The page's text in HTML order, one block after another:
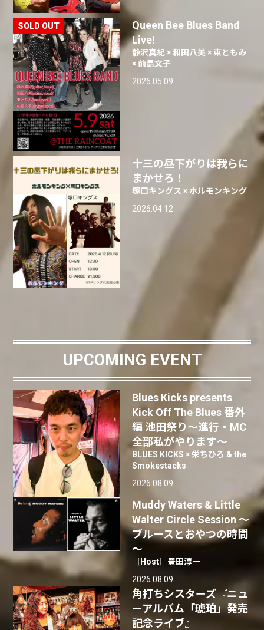
Queen Bee Blues Band
Live!
静沢真紀 × 和田八美 × 東ともみ
× 前島文子
2026.05.09
十三の昼下がりは我らに
まかせろ！
塚口キングス × ホルモンキング
2026.04.12
UPCOMING EVENT
Blues Kicks presents
Kick Off The Blues 番外
編 池田祭り〜進行・MC
全部私がやります〜
BLUES KICKS × 栄ちひろ & the
Smokestacks
2026.08.09
Muddy Waters & Little
Walter Circle Session ～
ブルースとおやつの時間
～
［Host］豊田淳一
2026.08.09
角打ちシスターズ『ニュ
ーアルバム「琥珀」発売
記念ライブ』